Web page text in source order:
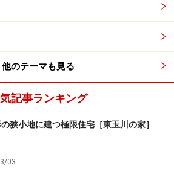
他のテーマも見る
記事ランキング
狭小地に建つ極限住宅［東玉川の家］
03